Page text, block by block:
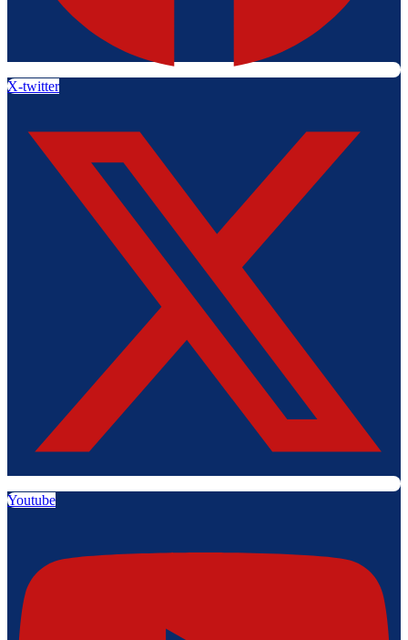
X-twitter
Youtube